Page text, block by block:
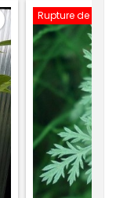
Rupture de